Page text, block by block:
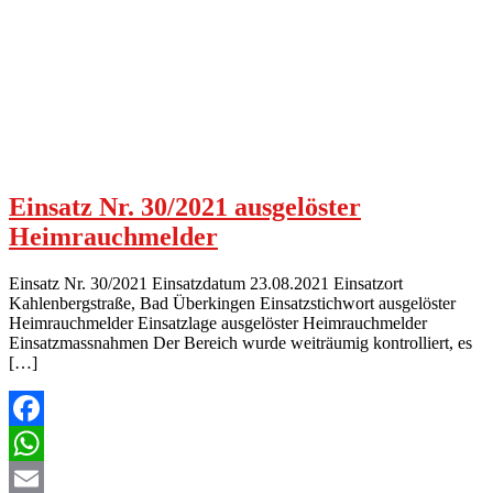
Einsatz Nr. 30/2021 ausgelöster
Heimrauchmelder
Einsatz Nr. 30/2021 Einsatzdatum 23.08.2021 Einsatzort
Kahlenbergstraße, Bad Überkingen Einsatzstichwort ausgelöster
Heimrauchmelder Einsatzlage ausgelöster Heimrauchmelder
Einsatzmassnahmen Der Bereich wurde weiträumig kontrolliert, es
[…]
Facebook
WhatsApp